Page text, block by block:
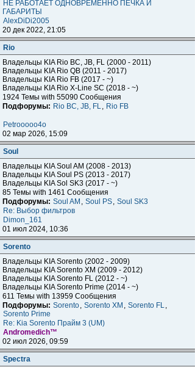
НЕ РАБОТАЕТ ОДНОВРЕМЕННО ПЕЧКА И
ГАБАРИТЫ
AlexDiDi2005
20 дек 2022, 21:05
Rio
Владельцы KIA Rio BC, JB, FL (2000 - 2011)
Владельцы KIA Rio QB (2011 - 2017)
Владельцы KIA Rio FB (2017 - ~)
Владельцы KIA Rio X-Line SC (2018 - ~)
1924 Темы with 55090 Сообщения
Подфорумы: Rio BC, JB, FL, Rio FB
Petrooooo4o
02 мар 2026, 15:09
Soul
Владельцы KIA Soul AM (2008 - 2013)
Владельцы KIA Soul PS (2013 - 2017)
Владельцы KIA Sol SK3 (2017 - ~)
85 Темы with 1461 Сообщения
Подфорумы: Soul AM , Soul PS, Soul SK3
Re: Выбор фильтров
Dimon_161
01 июл 2024, 10:36
Sorento
Владельцы KIA Sorento (2002 - 2009)
Владельцы KIA Sorento XM (2009 - 2012)
Владельцы KIA Sorento FL (2012 - ~)
Владельцы KIA Sorento Prime (2014 - ~)
611 Темы with 13959 Сообщения
Подфорумы: Sorento, Sorento XM , Sorento FL,
Sorento Prime
Re: Kia Sorento Прайм 3 (UM)
Andromedich™
02 июл 2026, 09:59
Spectra